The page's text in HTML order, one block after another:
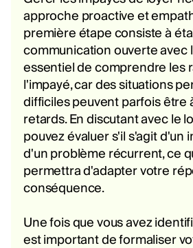
approche proactive et
première étape consiste à
communication ouverte avec
essentiel de comprendre les
l'impayé, car des situations
difficiles peuvent parfois être
retards. En discutant avec le
pouvez évaluer s'il s'agit d'un
d'un problème récurrent, ce
permettra d'adapter votre
conséquence.
Une fois que vous avez
est important de formaliser